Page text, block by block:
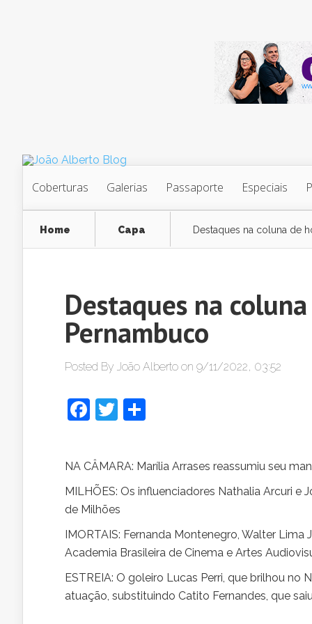
Coberturas Galerias Passaporte Especiais
Home Capa Destaques na coluna de
Destaques na
Pernambuco
Posted By João Alberto on 9/11/2022, 03:52
Facebook
Twitter
NA CÂMARA: Marília Arrases reassumiu seu
MILHÕES: Os influenciadores Nathalia Arcuri e
de Milhões
IMORTAIS: Fernanda Montenegro, Walter
Academia Brasileira de Cinema e Artes
ESTREIA: O goleiro Lucas Perri, que brilhou
atuação, substituindo Catito Fernandes, que